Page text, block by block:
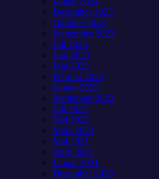
Dezember 2023
Oktober 2023
September 2023
Juli 2023
Juni 2023
Mai 2023
Februar 2023
Januar 2023
September 2022
Juli 2022
Mai 2022
März 2022
Mai 2021
April 2021
Januar 2021
Dezember 2020